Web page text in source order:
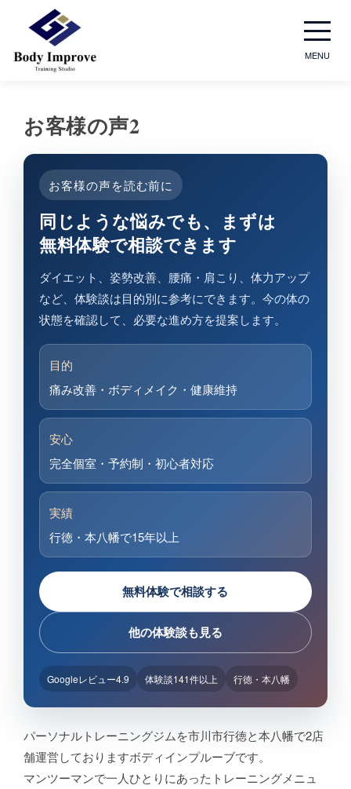
MENU
お客様の​声2
お客様の声を読む前に
同じような​悩みでも、​まずは​
無料体験で​相談できます
ダイエット、姿勢改善、腰痛・肩こり、体力アップ
など、体験談は目的別に参考にできます。今の体の
状態を確認して、必要な進め方を提案します。
目的
痛み改善・ボディメイク・健康維持
安心
完全個室・予約制・初心者対応
実績
行徳・本八幡で15年以上
無料体験で相談する
他の体験談も見る
Googleレビュー4.9 体験談141件以上 行徳・本八幡
パーソナルトレーニングジムを市川市行徳と本八幡で2店
舗運営しておりますボディインプルーブです。
マンツーマンで一人ひとりにあったトレーニングメニュ